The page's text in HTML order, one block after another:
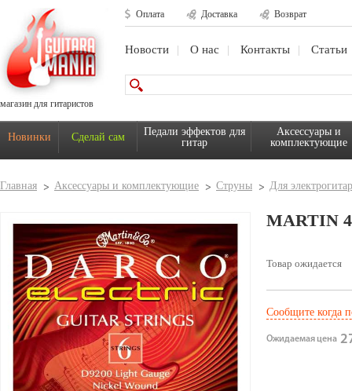
магазин для гитаристов
Оплата Доставка Возврат
Новости О нас Контакты Статьи
Новинки Сделай сам
Педали эффектов для
гитар
Аксессуары и
комплектующие
Главная Аксессуары и комплектующие Струны Для электрогитар
MARTIN
Товар ожидается
Сообщите когда
Ожидаемая цена